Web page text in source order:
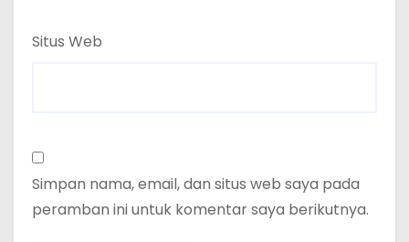
Situs Web
Simpan nama, email, dan situs web saya pada
peramban ini untuk komentar saya berikutnya.